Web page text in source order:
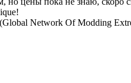
Network Of Modding